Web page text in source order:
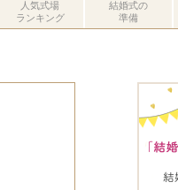
人気式場
ランキング
結婚式の
準備